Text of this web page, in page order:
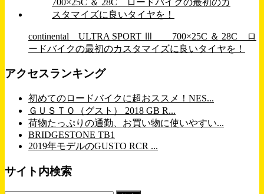
continental ULTRA SPORT Ⅲ 700×25C ＆ 28C ロ
ードバイクの最初のカスタマイズに良いタイヤを！
アクセスランキング
初めてのロードバイクに超おススメ！NES...
ＧＵＳＴＯ（グスト） 2018 GB R...
荷物たっぷりの通勤、お買い物に使いやすい...
BRIDGESTONE TB1
2019年モデルのGUSTO RCR ...
サイト内検索